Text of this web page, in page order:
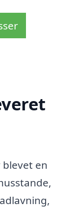
blevet en